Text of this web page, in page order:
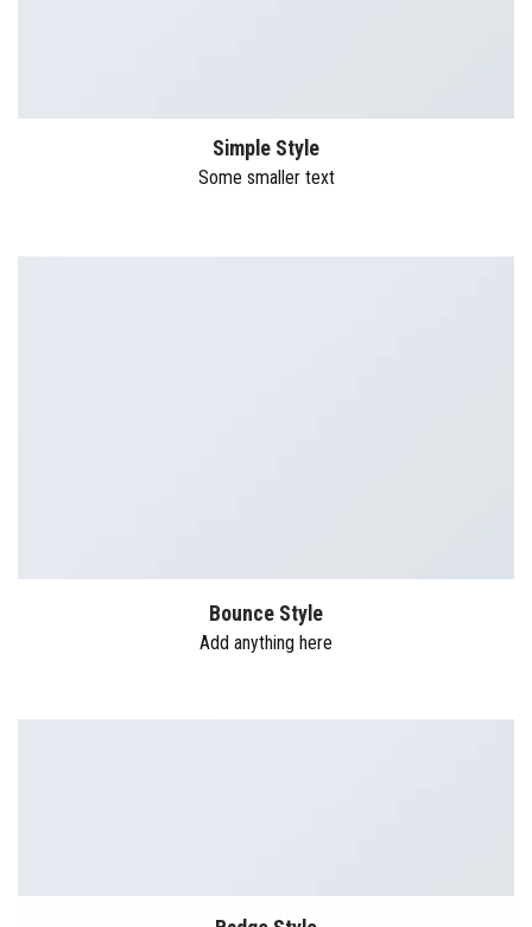
Simple Style
Some smaller text
Bounce Style
Add anything here